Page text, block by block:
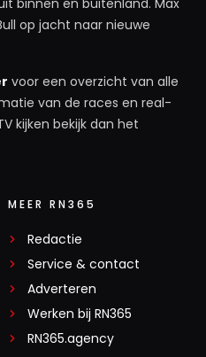
op jacht naar nieuwe
voor een overzicht van alle
van de races en real-
kijken bekijk dan het
MEER RN365
Redactie
Service & contact
Adverteren
Werken bij RN365
RN365.agency